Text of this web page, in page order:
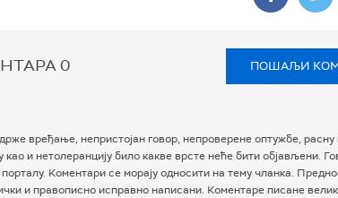
0 ПОШАЉИ
вређање, непристојан говор, непроверене оптужбе, расну
и нетолеранцију било какве врсте неће бити објављени.
Коментари се морају односити на тему чланка.
и правописно исправно написани. Коментаре писане